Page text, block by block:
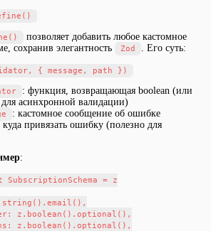
позволяет добавить любое кастомное
сохранив элегантность
Zod . Его суть:
: функция, возвращающая boolean (или
асинхронной валидации)
: кастомное сообщение об ошибке
куда привязать ошибку (полезно для
:
SubscriptionSchema = z
z.boolean().optional(),
z.boolean().optional(),